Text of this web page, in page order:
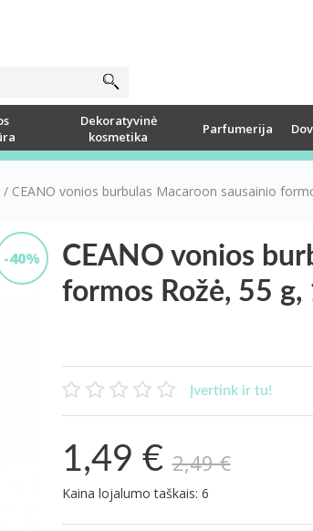
Dekoratyvinė
kosmetika
Parfumerija
/ CEANO vonios burbulas Macaroon sausainio
-40%
CEANO vonios
formos Rožė, 55 g,
Įvertink ir tu!
1,49 € 2,49 €
Kaina lojalumo taškais: 6